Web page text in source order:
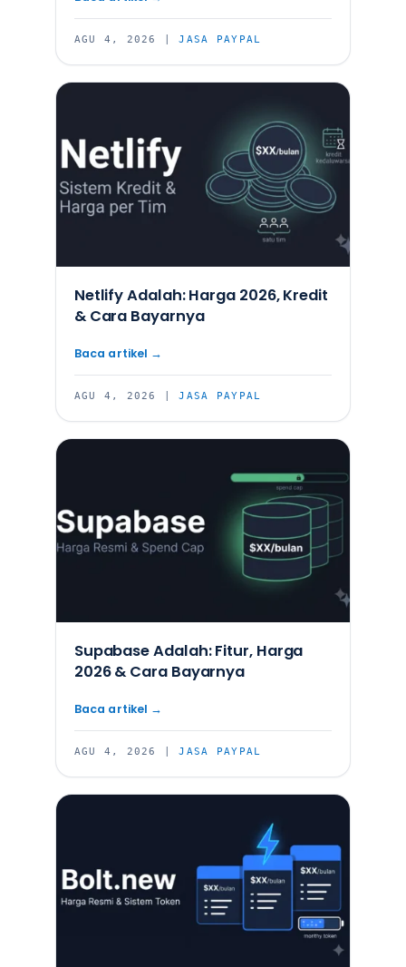
AGU 4, 2026 |JASA PAYPAL
Netlify Adalah: Harga 2026, Kredit
& Cara Bayarnya
AGU 4, 2026 |JASA PAYPAL
Supabase Adalah: Fitur, Harga
2026 & Cara Bayarnya
AGU 4, 2026 |JASA PAYPAL